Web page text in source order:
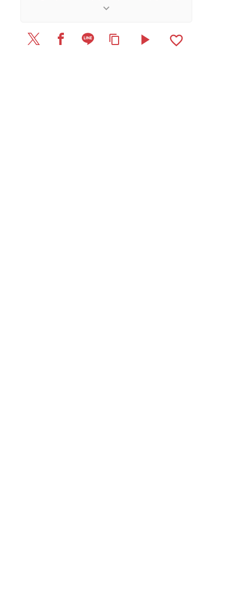
2026/2/7：1本のレビューを追加・更新。
keyboard_arrow_down
content_copy play_arrow favorite_border